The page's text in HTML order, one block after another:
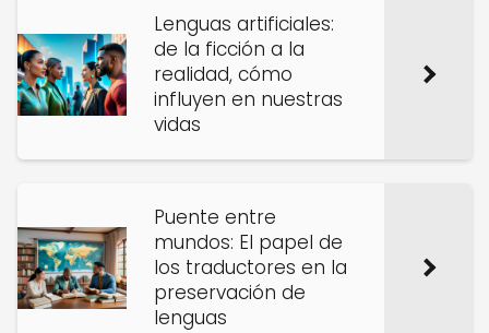
Lenguas artificiales:
de la ficción a la
realidad, cómo
influyen en nuestras
vidas
Puente entre
mundos: El papel de
los traductores en la
preservación de
lenguas